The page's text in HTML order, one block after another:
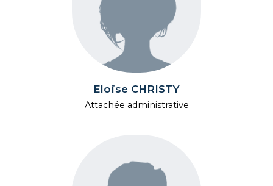
Eloïse CHRISTY
Attachée administrative